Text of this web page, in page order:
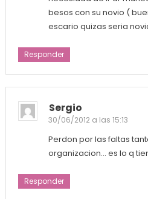
besos con su novio (
escario quizas seria
Responder
Sergio
30/06/2012 a las 15:13
Perdon por las faltas
organizacion… es lo q
Responder